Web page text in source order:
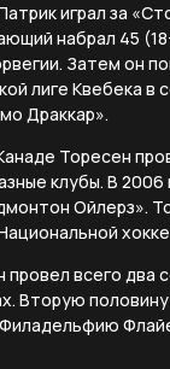
играл за
набрал 45
Затем он
лиге Квебека в
Драккар».
Торесен
клубы. В 2006
Ойлерз».
всего два
Вторую